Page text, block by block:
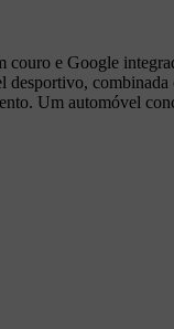
couro e Google
Um automóvel